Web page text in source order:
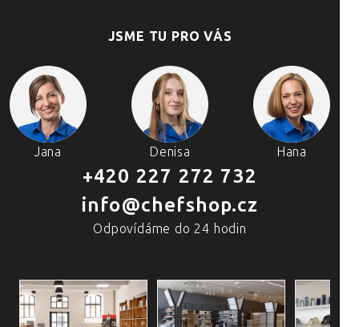
JSME TU PRO VÁS
Jana Denisa Hana
+420 227 272 732
info@chefshop.cz
Odpovídáme do 24 hodin